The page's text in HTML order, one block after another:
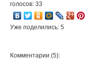
голосов: 33
Уже поделились: 5
Комментарии (5):